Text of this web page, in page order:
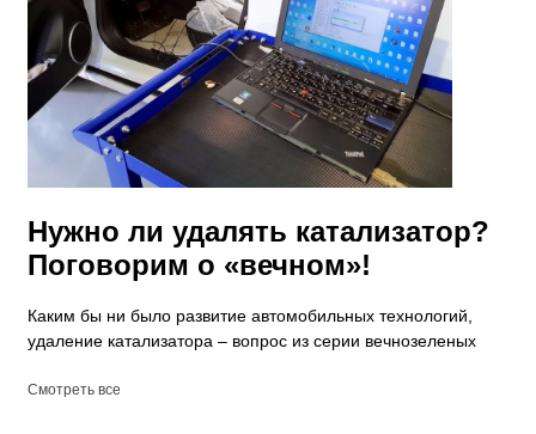
Нужно ли удалять катализатор?
Поговорим о «вечном»!
Каким бы ни было развитие автомобильных технологий,
удаление катализатора – вопрос из серии вечнозеленых
Смотреть все